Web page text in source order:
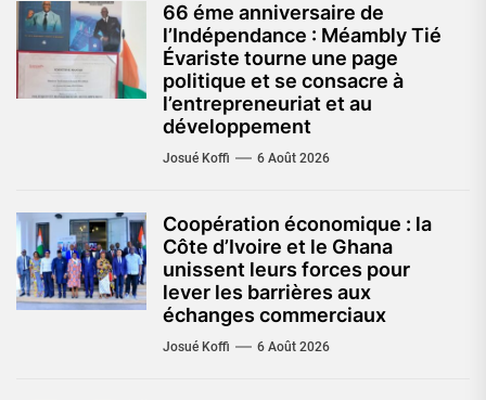
66 éme anniversaire de
l’Indépendance : Méambly Tié
Évariste tourne une page
politique et se consacre à
l’entrepreneuriat et au
développement
Josué Koffi 6 Août 2026
Coopération économique : la
Côte d’Ivoire et le Ghana
unissent leurs forces pour
lever les barrières aux
échanges commerciaux
Josué Koffi 6 Août 2026